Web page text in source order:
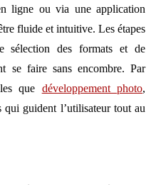
ligne ou via une application
fluide et intuitive. Les étapes
sélection des formats et de
se faire sans encombre. Par
que développement photo,
qui guident l’utilisateur tout au